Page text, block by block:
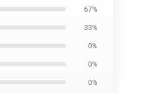
67%
33%
0%
0%
0%